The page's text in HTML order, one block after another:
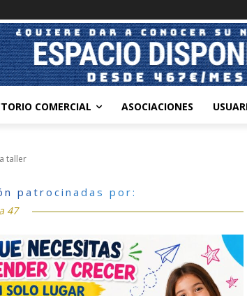
COMERCIAL ASOCIACIONES
taller
patrocinadas por:
47